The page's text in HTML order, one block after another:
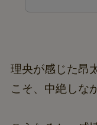
理央が感じた昂
こそ、中絶しな